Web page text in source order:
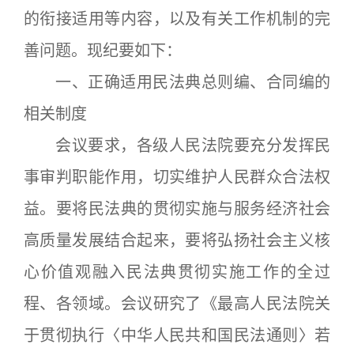
的衔接适用等内容，以及有关工作机制的完
善问题。现纪要如下：
一、正确适用民法典总则编、合同编的
相关制度
会议要求，各级人民法院要充分发挥民
事审判职能作用，切实维护人民群众合法权
益。要将民法典的贯彻实施与服务经济社会
高质量发展结合起来，要将弘扬社会主义核
心价值观融入民法典贯彻实施工作的全过
程、各领域。会议研究了《最高人民法院关
于贯彻执行〈中华人民共和国民法通则〉若